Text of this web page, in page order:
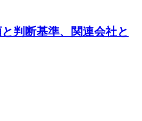
判断基準、関連会社と